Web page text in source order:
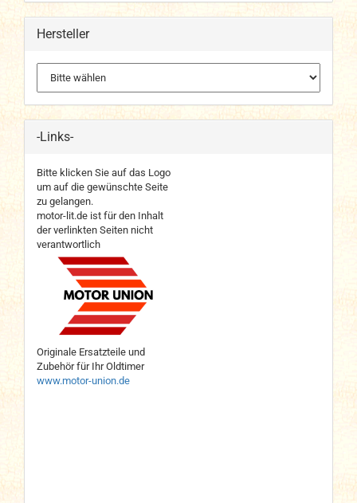
Hersteller
-Links-
Bitte klicken Sie auf das Logo
um auf die gewünschte Seite
zu gelangen.
motor-lit.de ist für den Inhalt
der verlinkten Seiten nicht
verantwortlich
Originale Ersatzteile und
Zubehör für Ihr Oldtimer
www.motor-union.de